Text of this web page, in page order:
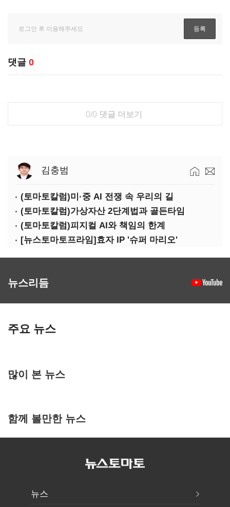
댓글 0
0/0 댓글 더보기
김충범
(토마토칼럼)미·중 AI 전쟁 속 우리의 길
(토마토칼럼)가상자산 2단계법과 골든타임
(토마토칼럼)피지컬 AI와 책임의 한계
[뉴스토마토프라임]효자 IP '슈퍼 마리오'
뉴스리듬
주요 뉴스
많이 본 뉴스
함께 볼만한 뉴스
뉴스